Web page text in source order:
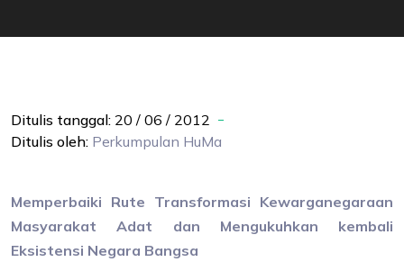
Ditulis tanggal: 20 / 06 / 2012
Ditulis oleh: Perkumpulan HuMa
Memperbaiki Rute Transformasi Kewarganegaraan
Masyarakat Adat dan Mengukuhkan kembali
Eksistensi Negara Bangsa